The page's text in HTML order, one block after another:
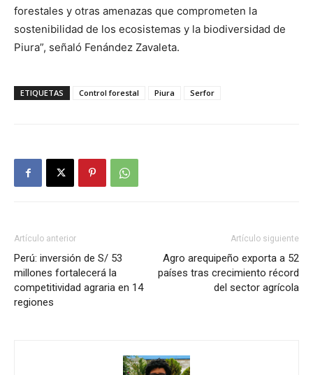
forestales y otras amenazas que comprometen la
sostenibilidad de los ecosistemas y la biodiversidad de
Piura”, señaló Fenández Zavaleta.
ETIQUETAS Control forestal Piura Serfor
Artículo anterior
Perú: inversión de S/ 53
millones fortalecerá la
competitividad agraria en 14
regiones
Artículo siguiente
Agro arequipeño exporta a 52
países tras crecimiento récord
del sector agrícola